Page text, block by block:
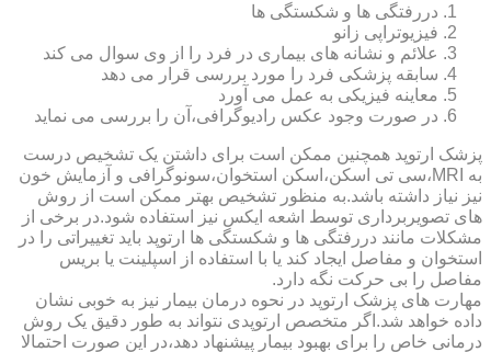
دررفتگی ها و شکستگی ها
فیزیوتراپی زانو
علائم و نشانه های بیماری در فرد را از وی سوال می کند
سابقه پزشکی فرد را مورد بررسی قرار می دهد
معاینه فیزیکی به عمل می آورد
در صورت وجود عکس رادیوگرافی،آن را بررسی می‎ نماید
پزشک ارتوپد همچنین ممکن است برای داشتن یک تشخیص درست
به MRI،سی تی اسکن،اسکن استخوان،سونوگرافی و آزمایش خون
نیز نیاز داشته باشد.به منظور تشخیص بهتر ممکن است از روش
های تصویربرداری توسط اشعه ایکس نیز استفاده شود.در برخی از
مشکلات مانند دررفتگی ها و شکستگی ها ارتوپد باید تغییراتی را در
استخوان و مفاصل ایجاد کند یا با استفاده از اسپلینت یا بریس
مفاصل را بی حرکت نگه دارد.
مهارت های پزشک ارتوپد در نحوه درمان بیمار نیز به خوبی نشان
داده خواهد شد.اگر متخصص ارتوپدی نتواند به طور دقیق یک روش
درمانی خاص را برای بهبود بیمار پیشنهاد دهد،در این صورت احتمالا